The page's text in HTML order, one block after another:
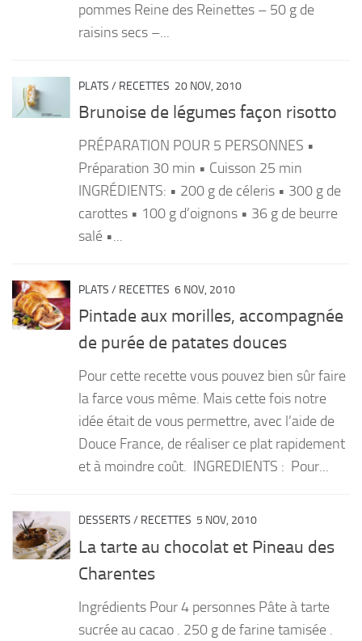
pommes Reine des Reinettes – 50 g de
raisins secs –...
PLATS / RECETTES 20 NOV, 2010
Brunoise de légumes façon risotto
PRÉPARATION POUR 5 PERSONNES •
Préparation 30 min • Cuisson 25 min
INGRÉDIENTS: • 200 g de céleris • 300 g de
carottes • 100 g d’oignons • 36 g de beurre
salé •...
PLATS / RECETTES 6 NOV, 2010
Pintade aux morilles, accompagnée
de purée de patates douces
Pour cette recette vous pouvez bien sûr faire
la farce vous même. Mais cette fois notre
idée était de vous permettre, avec l’aide de
Douce France, de réaliser ce plat rapidement
et à moindre coût. INGREDIENTS : Pour...
DESSERTS / RECETTES 5 NOV, 2010
La tarte au chocolat et Pineau des
Charentes
Ingrédients Pour 4 personnes Pâte à tarte
sucrée au cacao . 250 g de farine tamisée .